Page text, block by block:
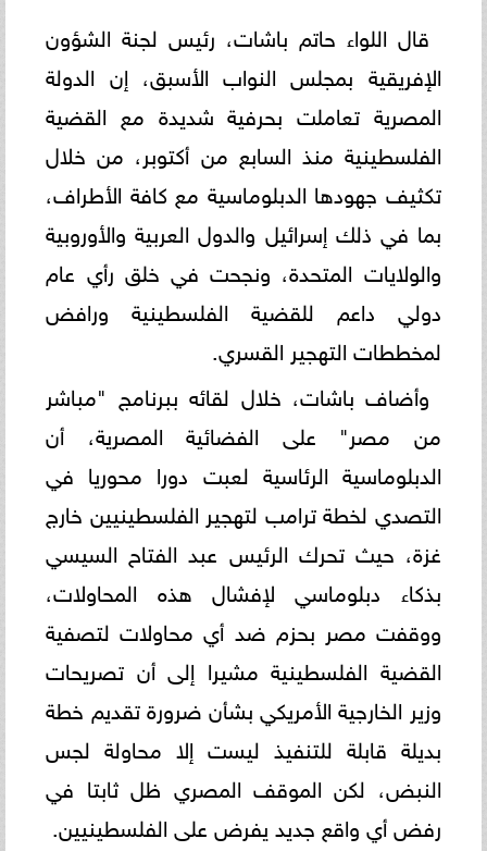
قال اللواء حاتم باشات، رئيس لجنة الشؤون
الإفريقية بمجلس النواب الأسبق، إن الدولة
المصرية تعاملت بحرفية شديدة مع القضية
الفلسطينية منذ السابع من أكتوبر، من خلال
تكثيف جهودها الدبلوماسية مع كافة الأطراف،
بما في ذلك إسرائيل والدول العربية والأوروبية
والولايات المتحدة، ونجحت في خلق رأي عام
دولي داعم للقضية الفلسطينية ورافض
لمخططات التهجير القسري.
وأضاف باشات، خلال لقائه ببرنامج "مباشر
من مصر" على الفضائية المصرية، أن
الدبلوماسية الرئاسية لعبت دورا محوريا في
التصدي لخطة ترامب لتهجير الفلسطينيين خارج
غزة، حيث تحرك الرئيس عبد الفتاح السيسي
بذكاء دبلوماسي لإفشال هذه المحاولات،
ووقفت مصر بحزم ضد أي محاولات لتصفية
القضية الفلسطينية مشيرا إلى أن تصريحات
وزير الخارجية الأمريكي بشأن ضرورة تقديم خطة
بديلة قابلة للتنفيذ ليست إلا محاولة لجس
النبض، لكن الموقف المصري ظل ثابتا في
رفض أي واقع جديد يفرض على الفلسطينيين.